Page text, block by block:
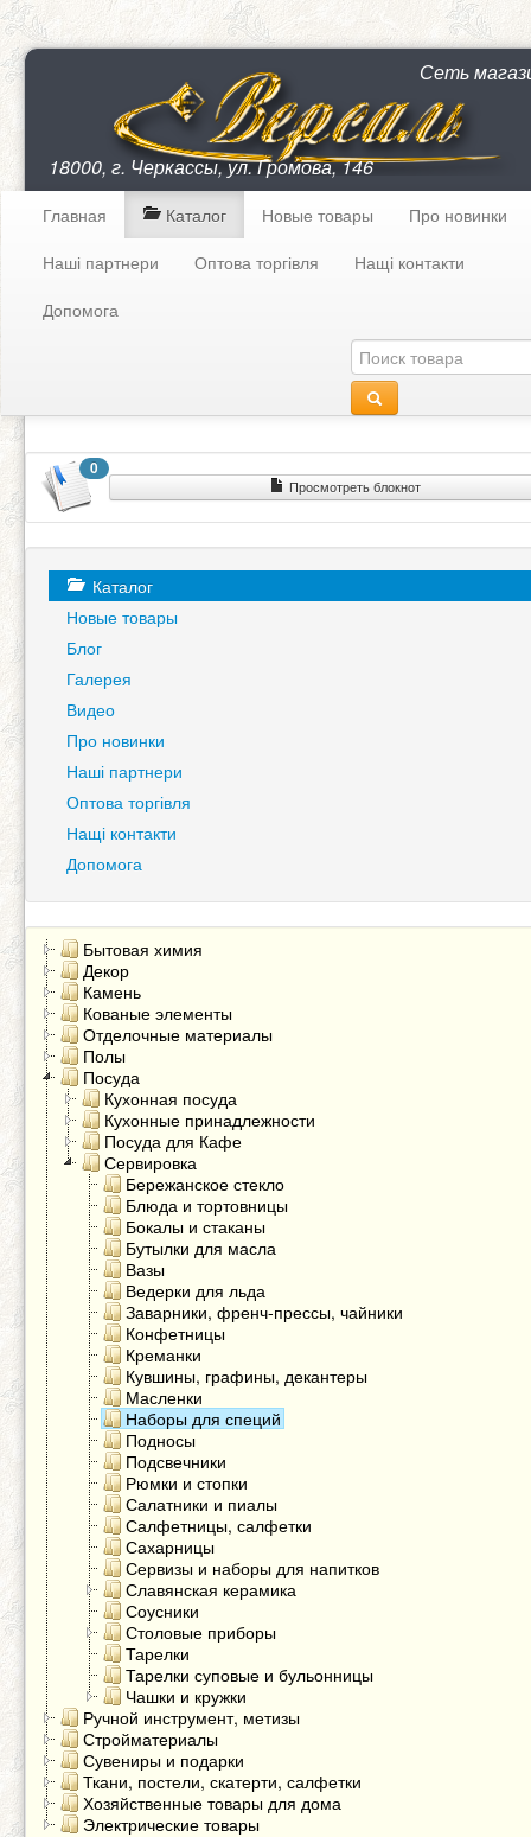
Сеть
18000, г. Черкассы, ул. Громова, 146
Главная Каталог Новые товары
Про новинки
Наші партнери
Оптова торгівля
Нащі контакти
Допомога
0
Просмотреть блокнот
Каталог
Новые товары
Блог
Галерея
Видео
Про новинки
Наші партнери
Оптова торгівля
Нащі контакти
Допомога
Бытовая химия
Декор
Камень
Кованые элементы
Отделочные материалы
Полы
Посуда
Кухонная посуда
Кухонные принадлежности
Посуда для Кафе
Сервировка
Бережанское стекло
Блюда и тортовницы
Бокалы и стаканы
Бутылки для масла
Вазы
Ведерки для льда
Заварники, френч-прессы, чайники
Конфетницы
Креманки
Кувшины, графины, декантеры
Масленки
Наборы для специй
Подносы
Подсвечники
Рюмки и стопки
Салатники и пиалы
Салфетницы, салфетки
Сахарницы
Сервизы и наборы для напитков
Славянская керамика
Соусники
Столовые приборы
Тарелки
Тарелки суповые и бульонницы
Чашки и кружки
Ручной инструмент, метизы
Стройматериалы
Сувениры и подарки
Ткани, постели, скатерти, салфетки
Хозяйственные товары для дома
Электрические товары